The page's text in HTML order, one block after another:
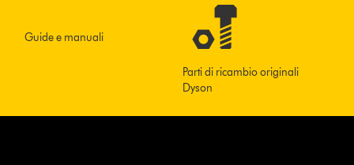
Guide e manuali
Parti di ricambio originali
Dyson